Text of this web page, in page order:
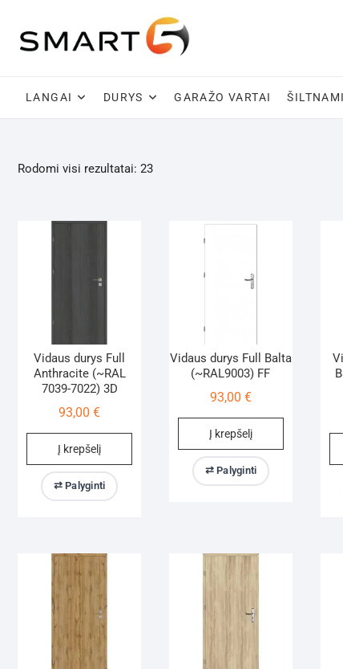
content
LANGAI DURYS GARAŽO VARTAI
Rodomi visi rezultatai: 23
Vidaus durys Full
Anthracite (~RAL
7039-7022) 3D
93,00€
Į krepšelį
⇄ Palyginti
Vidaus durys Full Balta
(~RAL9003) FF
93,00 €
Į krepšelį
⇄ Palyginti